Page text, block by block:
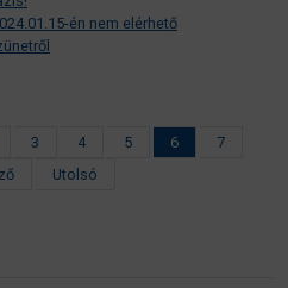
én nem elérhető
3 4 5 6
7
Utolsó